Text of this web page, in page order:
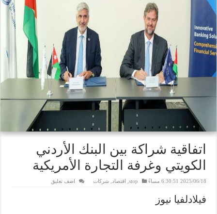
اتفاقية شراكة بين البنك الأردني
الكويتي وغرفة التجارة الأمريكية
2025/06/18 6:30:51 مساءً stop اقتصاد ,شركات اضف تعليق
فيلادلفيا نيوز